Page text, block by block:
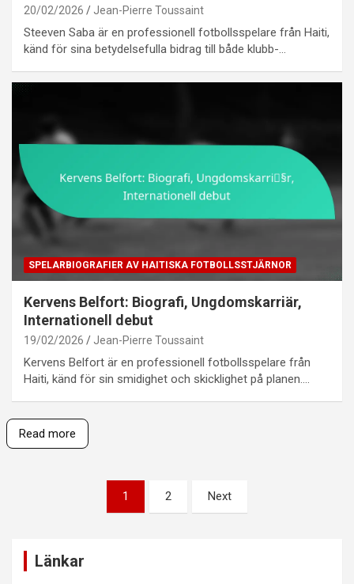
20/02/2026 Jean-Pierre Toussaint
Steeven Saba är en professionell fotbollsspelare från Haiti,
känd för sina betydelsefulla bidrag till både klubb-…
SPELARBIOGRAFIER AV HAITISKA FOTBOLLSSTJÄRNOR
Kervens Belfort: Biografi, Ungdomskarriär,
Internationell debut
19/02/2026 Jean-Pierre Toussaint
Kervens Belfort är en professionell fotbollsspelare från
Haiti, känd för sin smidighet och skicklighet på planen.…
Read more
1 2 Next
Länkar